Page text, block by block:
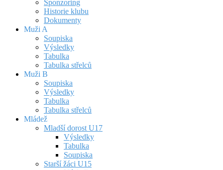
Sponzoring
Historie klubu
Dokumenty
Muži A
Soupiska
Výsledky
Tabulka
Tabulka střelců
Muži B
Soupiska
Výsledky
Tabulka
Tabulka střelců
Mládež
Mladší dorost U17
Výsledky
Tabulka
Soupiska
Starší žáci U15